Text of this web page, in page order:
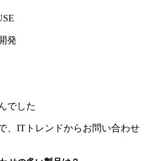
発
でした
、ITトレンドからお問い合わせ